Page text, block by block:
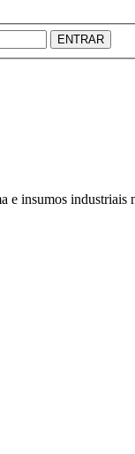
ENTRAR
insumos industriais